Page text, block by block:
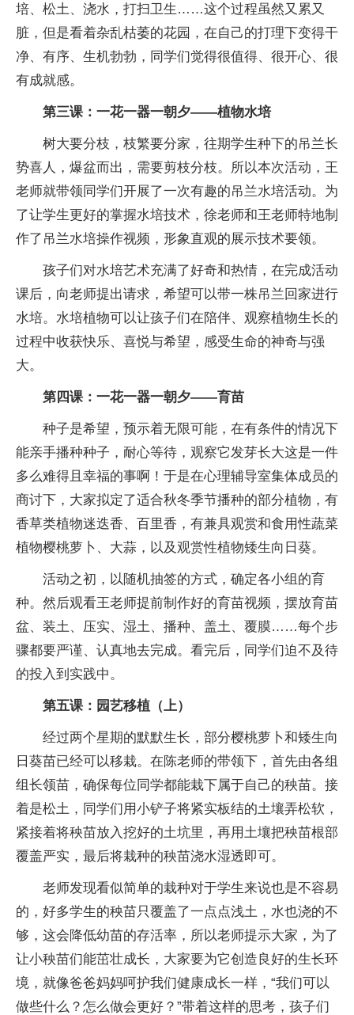
培、松土、浇水，打扫卫生……这个过程虽然又累又
脏，但是看着杂乱枯萎的花园，在自己的打理下变得干
净、有序、生机勃勃，同学们觉得很值得、很开心、很
有成就感。
第三课：一花一器一朝夕——植物水培
树大要分枝，枝繁要分家，往期学生种下的吊兰长
势喜人，爆盆而出，需要剪枝分枝。所以本次活动，王
老师就带领同学们开展了一次有趣的吊兰水培活动。为
了让学生更好的掌握水培技术，徐老师和王老师特地制
作了吊兰水培操作视频，形象直观的展示技术要领。
孩子们对水培艺术充满了好奇和热情，在完成活动
课后，向老师提出请求，希望可以带一株吊兰回家进行
水培。水培植物可以让孩子们在陪伴、观察植物生长的
过程中收获快乐、喜悦与希望，感受生命的神奇与强
大。
第四课：一花一器一朝夕——育苗
种子是希望，预示着无限可能，在有条件的情况下
能亲手播种种子，耐心等待，观察它发芽长大这是一件
多么难得且幸福的事啊！于是在心理辅导室集体成员的
商讨下，大家拟定了适合秋冬季节播种的部分植物，有
香草类植物迷迭香、百里香，有兼具观赏和食用性蔬菜
植物樱桃萝卜、大蒜，以及观赏性植物矮生向日葵。
活动之初，以随机抽签的方式，确定各小组的育
种。然后观看王老师提前制作好的育苗视频，摆放育苗
盆、装土、压实、湿土、播种、盖土、覆膜……每个步
骤都要严谨、认真地去完成。看完后，同学们迫不及待
的投入到实践中。
第五课：园艺移植（上）
经过两个星期的默默生长，部分樱桃萝卜和矮生向
日葵苗已经可以移栽。在陈老师的带领下，首先由各组
组长领苗，确保每位同学都能栽下属于自己的秧苗。接
着是松土，同学们用小铲子将紧实板结的土壤弄松软，
紧接着将秧苗放入挖好的土坑里，再用土壤把秧苗根部
覆盖严实，最后将栽种的秧苗浇水湿透即可。
老师发现看似简单的栽种对于学生来说也是不容易
的，好多学生的秧苗只覆盖了一点点浅土，水也浇的不
够，这会降低幼苗的存活率，所以老师提示大家，为了
让小秧苗们能茁壮成长，大家要为它创造良好的生长环
境，就像爸爸妈妈呵护我们健康成长一样，“我们可以
做些什么？怎么做会更好？”带着这样的思考，孩子们